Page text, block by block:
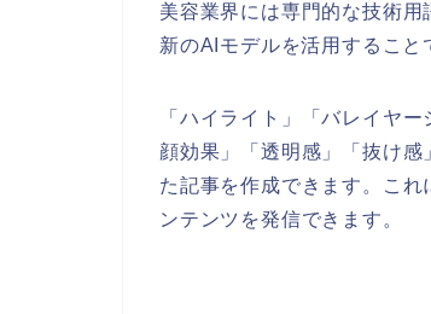
美容業界には専門的な技術
新のAIモデルを活用すること
「ハイライト」「バレイヤ
顔効果」「透明感」「抜け
た記事を作成できます。こ
ンテンツを発信できます。